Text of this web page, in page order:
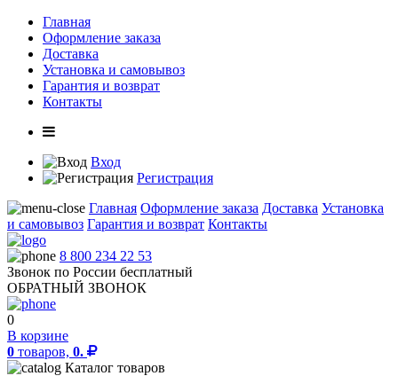
Главная
Оформление заказа
Доставка
Установка и самовывоз
Гарантия и возврат
Контакты
Вход
Регистрация
Главная Оформление заказа Доставка Установка
и самовывоз Гарантия и возврат Контакты
8 800 234 22 53
Звонок по России бесплатный
ОБРАТНЫЙ ЗВОНОК
0
В корзине
0 товаров, 0.
Каталог товаров